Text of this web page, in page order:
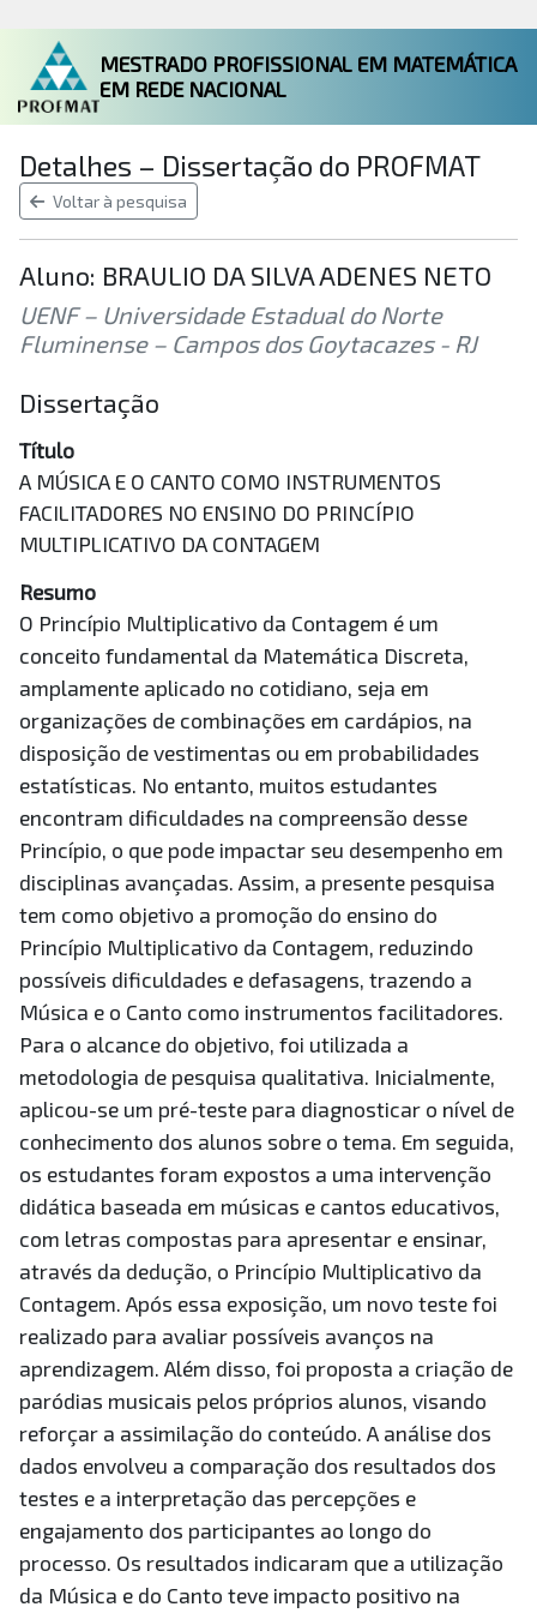
MESTRADO PROFISSIONAL EM MATEMÁTICA
EM REDE NACIONAL
Detalhes – Dissertação do PROFMAT
Voltar à pesquisa
Aluno: BRAULIO DA SILVA ADENES NETO
UENF – Universidade Estadual do Norte
Fluminense – Campos dos Goytacazes - RJ
Dissertação
Título
A MÚSICA E O CANTO COMO INSTRUMENTOS
FACILITADORES NO ENSINO DO PRINCÍPIO
MULTIPLICATIVO DA CONTAGEM
Resumo
O Princípio Multiplicativo da Contagem é um
conceito fundamental da Matemática Discreta,
amplamente aplicado no cotidiano, seja em
organizações de combinações em cardápios, na
disposição de vestimentas ou em probabilidades
estatísticas. No entanto, muitos estudantes
encontram dificuldades na compreensão desse
Princípio, o que pode impactar seu desempenho em
disciplinas avançadas. Assim, a presente pesquisa
tem como objetivo a promoção do ensino do
Princípio Multiplicativo da Contagem, reduzindo
possíveis dificuldades e defasagens, trazendo a
Música e o Canto como instrumentos facilitadores.
Para o alcance do objetivo, foi utilizada a
metodologia de pesquisa qualitativa. Inicialmente,
aplicou-se um pré-teste para diagnosticar o nível de
conhecimento dos alunos sobre o tema. Em seguida,
os estudantes foram expostos a uma intervenção
didática baseada em músicas e cantos educativos,
com letras compostas para apresentar e ensinar,
através da dedução, o Princípio Multiplicativo da
Contagem. Após essa exposição, um novo teste foi
realizado para avaliar possíveis avanços na
aprendizagem. Além disso, foi proposta a criação de
paródias musicais pelos próprios alunos, visando
reforçar a assimilação do conteúdo. A análise dos
dados envolveu a comparação dos resultados dos
testes e a interpretação das percepções e
engajamento dos participantes ao longo do
processo. Os resultados indicaram que a utilização
da Música e do Canto teve impacto positivo na